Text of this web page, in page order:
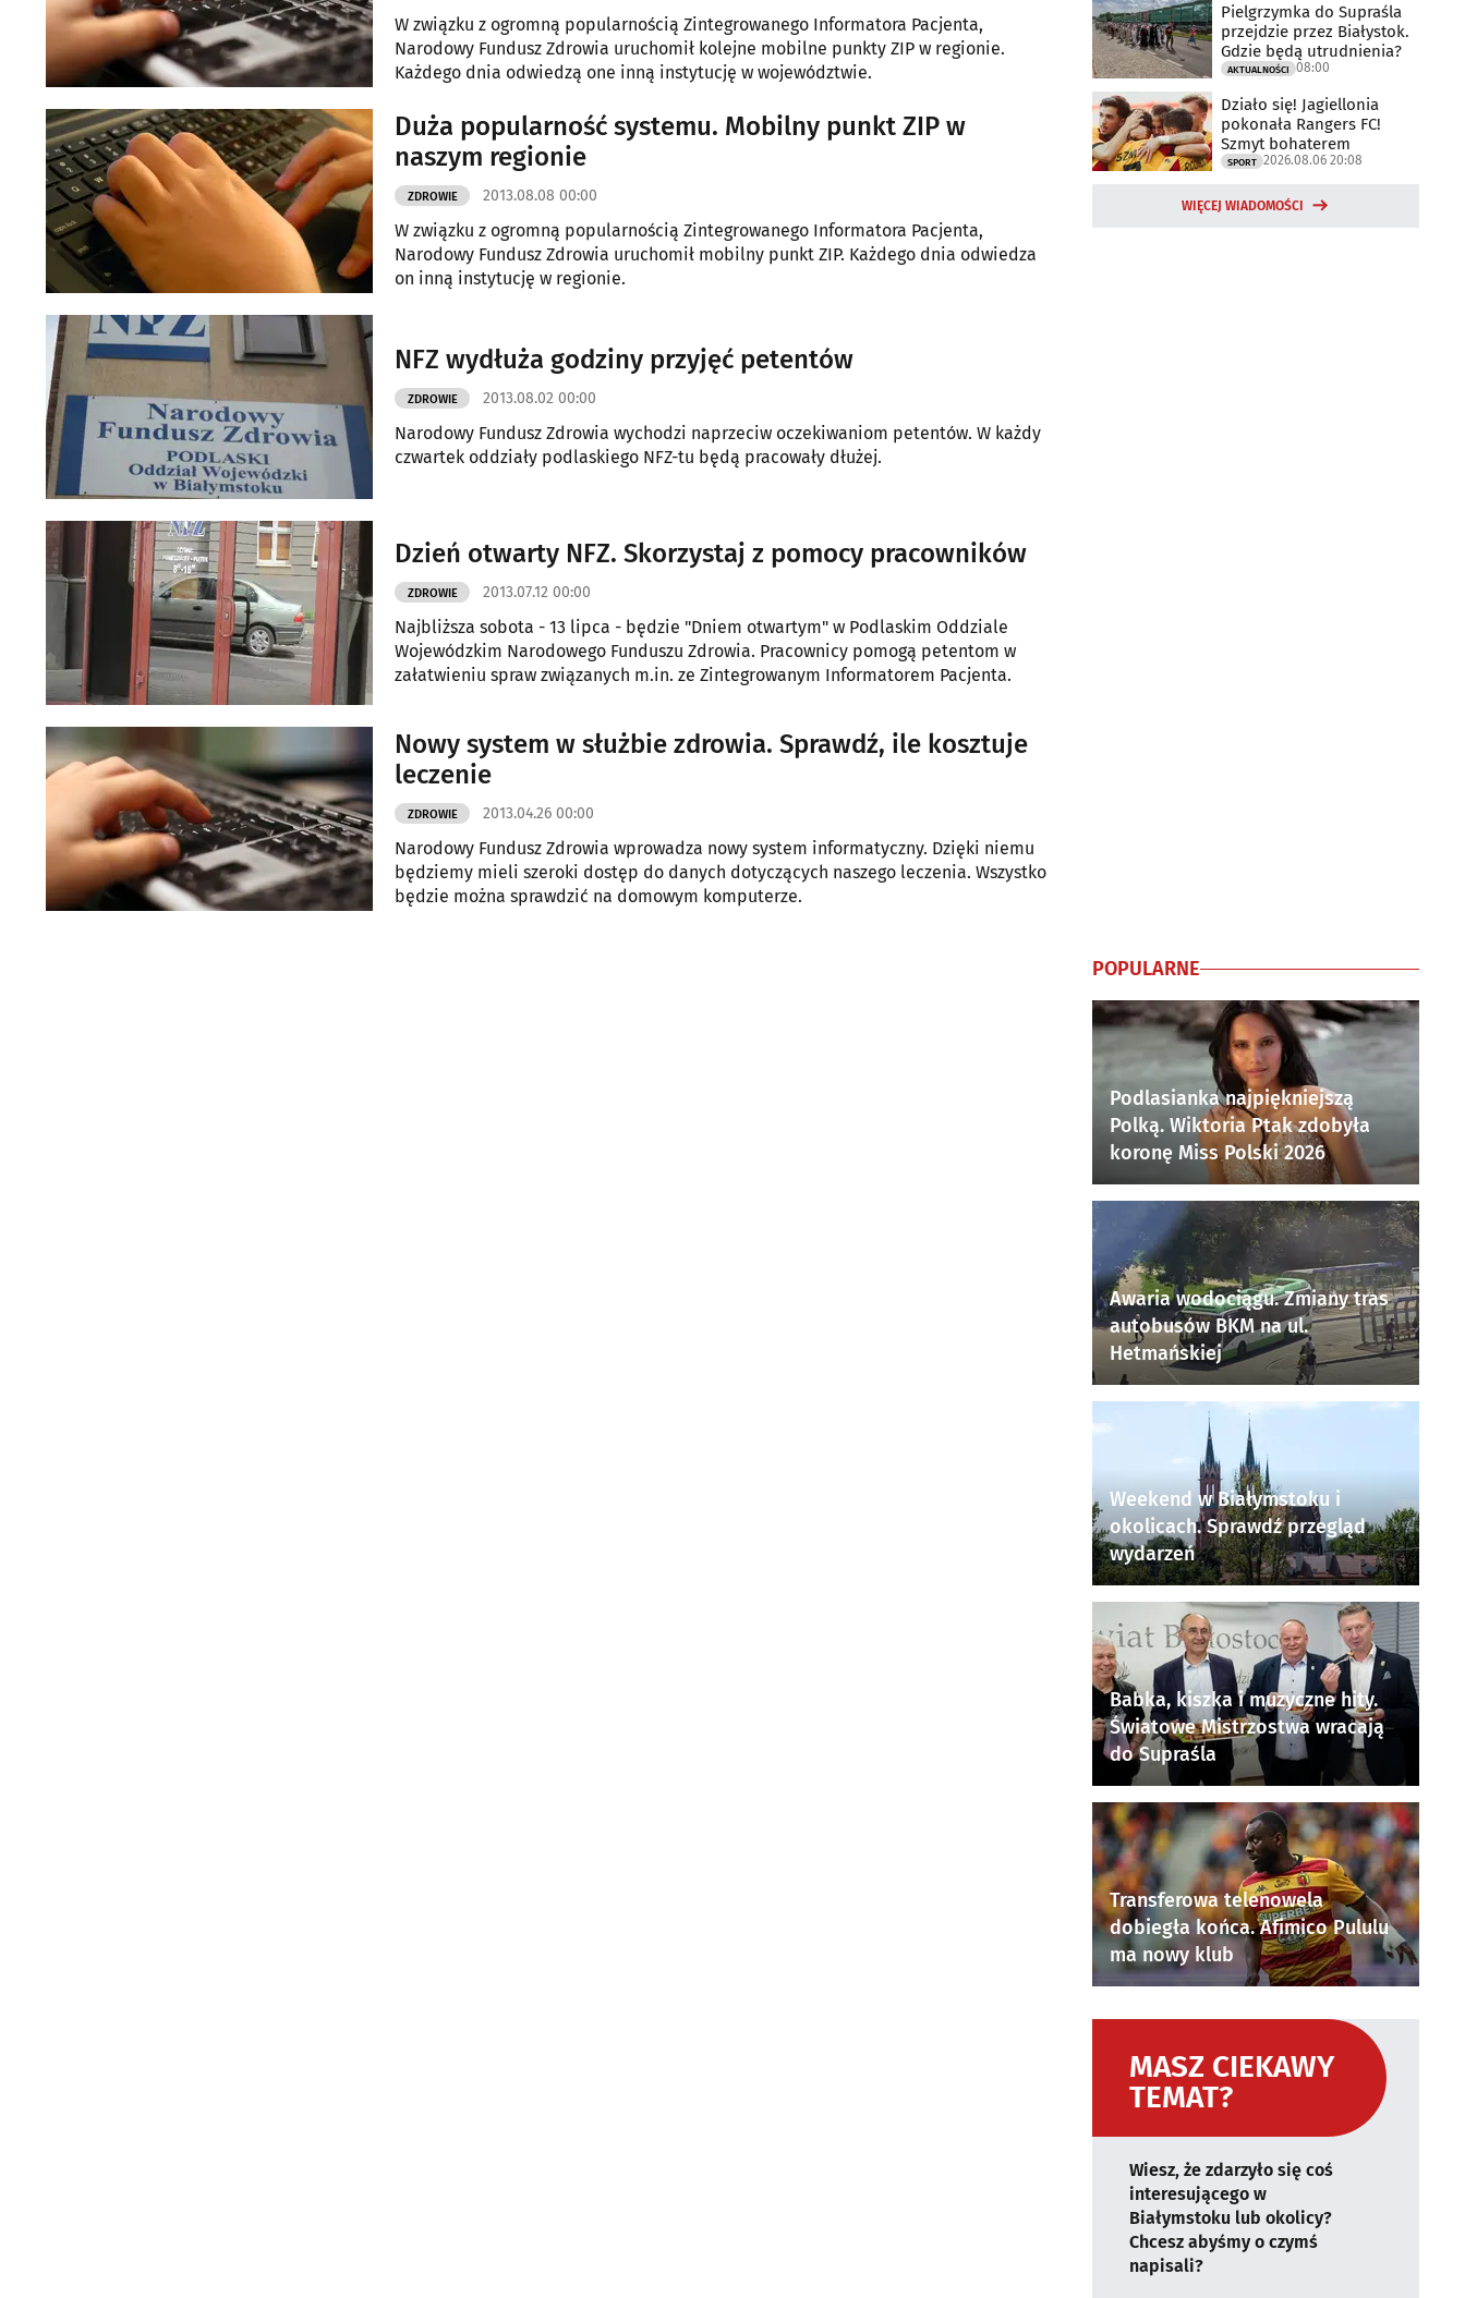
W związku z ogromną popularnością Zintegrowanego Informatora Pacjenta,
Narodowy Fundusz Zdrowia uruchomił kolejne mobilne punkty ZIP w regionie.
Każdego dnia odwiedzą one inną instytucję w województwie.
Duża popularność systemu. Mobilny punkt ZIP w
naszym regionie
ZDROWIE 2013.08.08 00:00
W związku z ogromną popularnością Zintegrowanego Informatora Pacjenta,
Narodowy Fundusz Zdrowia uruchomił mobilny punkt ZIP. Każdego dnia odwiedza
on inną instytucję w regionie.
NFZ wydłuża godziny przyjęć petentów
ZDROWIE 2013.08.02 00:00
Narodowy Fundusz Zdrowia wychodzi naprzeciw oczekiwaniom petentów. W każdy
czwartek oddziały podlaskiego NFZ-tu będą pracowały dłużej.
Dzień otwarty NFZ. Skorzystaj z pomocy pracowników
ZDROWIE 2013.07.12 00:00
Najbliższa sobota - 13 lipca - będzie "Dniem otwartym" w Podlaskim Oddziale
Wojewódzkim Narodowego Funduszu Zdrowia. Pracownicy pomogą petentom w
załatwieniu spraw związanych m.in. ze Zintegrowanym Informatorem Pacjenta.
Nowy system w służbie zdrowia. Sprawdź, ile kosztuje
leczenie
ZDROWIE 2013.04.26 00:00
Narodowy Fundusz Zdrowia wprowadza nowy system informatyczny. Dzięki niemu
będziemy mieli szeroki dostęp do danych dotyczących naszego leczenia. Wszystko
będzie można sprawdzić na domowym komputerze.
Pielgrzymka do Supraśla
przejdzie przez Białystok.
Gdzie będą utrudnienia?
AKTUALNOŚCI 08:00
Działo się! Jagiellonia
pokonała Rangers FC!
Szmyt bohaterem
SPORT 2026.08.06 20:08
WIĘCEJ WIADOMOŚCI
POPULARNE
Podlasianka najpiękniejszą
Polką. Wiktoria Ptak zdobyła
koronę Miss Polski 2026
Awaria wodociągu. Zmiany tras
autobusów BKM na ul.
Hetmańskiej
Weekend w Białymstoku i
okolicach. Sprawdź przegląd
wydarzeń
Babka, kiszka i muzyczne hity.
Światowe Mistrzostwa wracają
do Supraśla
Transferowa telenowela
dobiegła końca. Afimico Pululu
ma nowy klub
MASZ CIEKAWY
TEMAT?
Wiesz, że zdarzyło się coś
interesującego w
Białymstoku lub okolicy?
Chcesz abyśmy o czymś
napisali?